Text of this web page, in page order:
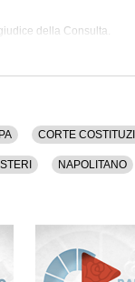
della Consulta.
CORTE
NAPOLITANO